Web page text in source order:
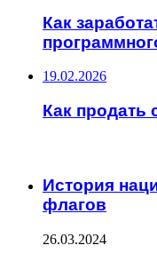
Как
19.02.2026
Как продать
История
флагов
26.03.2024